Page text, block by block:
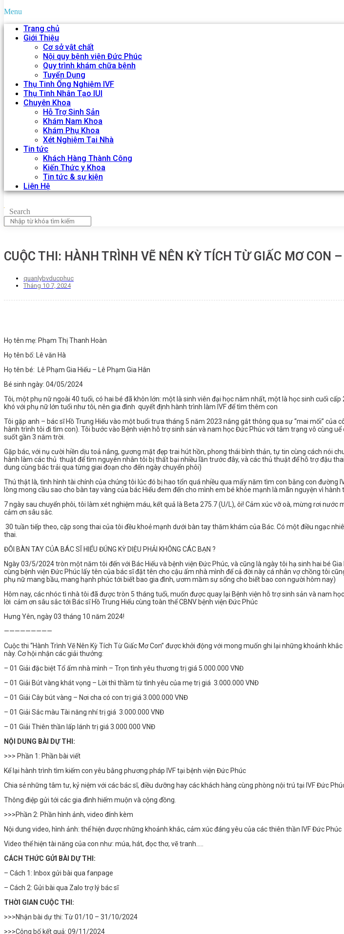
Menu
Trang chủ
Giới Thiệu
Cơ sở vật chất
Nội quy bệnh viện Đức Phúc
Quy trình khám chữa bệnh
Tuyển Dụng
Thụ Tinh Ống Nghiệm IVF
Thụ Tinh Nhân Tạo IUI
Chuyên Khoa
Hỗ Trợ Sinh Sản
Khám Nam Khoa
Khám Phụ Khoa
Xét Nghiệm Tại Nhà
Tin tức
Khách Hàng Thành Công
Kiến Thức y Khoa
Tin tức & sự kiện
Liên Hệ
Search
️CUỘC THI: HÀNH TRÌNH VẼ NÊN KỲ TÍCH TỪ GIẤC MƠ CON
quanlybvducphuc
Tháng 10 7, 2024
Họ tên mẹ: Phạm Thị Thanh Hoàn
Họ tên bố: Lê văn Hà
Họ tên bé: Lê Phạm Gia Hiếu – Lê Phạm Gia Hân
Bé sinh ngày: 04/05/2024
Tôi, một phụ nữ ngoài 40 tuổi, có hai bé đã khôn lớn: một là sinh viên đại học năm nhất, một là học sinh cuối
khó với phụ nữ lớn tuổi như tôi, nên gia đình quyết định hành trình làm IVF để tìm thêm con
Tôi gặp anh – bác sĩ Hồ Trung Hiếu vào một buổi trưa tháng 5 năm 2023 nắng gắt thông qua sự “mai mối”
hành trình tôi đi tìm con). Tôi bước vào Bệnh viện hỗ trợ sinh sản và nam học Đức Phúc với tâm trạng vô cùng
suốt gần 3 năm trời.
Gặp bác, với nụ cười hiền dịu toả nắng, gương mặt đẹp trai hút hồn, phong thái bình thản, tự tin cùng cách nói
hành làm các thủ thuật để tìm nguyên nhân tôi bị thất bại nhiều lần trước đây, và các thủ thuật để hỗ trợ đậu
dung cùng bác trải qua từng giai đoạn cho đến ngày chuyển phôi)
Thú thật là, tình hình tài chính của chúng tôi lúc đó bị hao tổn quá nhiều qua mấy năm tìm con bằng con đường
lòng mong cầu sao cho bàn tay vàng của bác Hiếu đem đến cho mình em bé khỏe mạnh là mãn nguyện vì
7 ngày sau chuyển phôi, tôi làm xét nghiệm máu, kết quả là Beta 275.7 (U/L), ôi! Cảm xúc vỡ oà, mừng rơi
cảm ơn sâu sắc.
30 tuần tiếp theo, cặp song thai của tôi đều khoẻ mạnh dưới bàn tay thăm khám của Bác. Có một điều ngạc
thai.
ĐÔI BÀN TAY CỦA BÁC SĨ HIỂU ĐÚNG KỲ DIỆU PHẢI KHÔNG CÁC BẠN ?
Ngày 03/5/2024 tròn một năm tôi đến với Bác Hiếu và bệnh viện Đức Phúc, và cũng là ngày tôi hạ sinh hai bé
cùng bệnh viện Đức Phúc lấy tên của bác sĩ đặt tên cho cậu ấm nhà mình để cả đời này cá nhân vợ chồng tôi
phụ nữ mang bầu, mang hạnh phúc tới biết bao gia đình, ươm mầm sự sống cho biết bao con người hôm nay)
Hôm nay, các nhóc tì nhà tôi đã được tròn 5 tháng tuổi, muốn được quay lại Bệnh viện hỗ trợ sinh sản và nam
lời cảm ơn sâu sắc tới Bác sĩ Hồ Trung Hiếu cùng toàn thể CBNV bệnh viện Đức Phúc
Hưng Yên, ngày 03 tháng 10 năm 2024!
—————————
Cuộc thi “Hành Trình Vẽ Nên Kỳ Tích Từ Giấc Mơ Con” được khởi động với mong muốn ghi lại những khoảnh
này. Cơ hội nhận các giải thưởng:
– 01 Giải đặc biệt Tổ ấm nhà mình – Trọn tình yêu thương trị giá 5.000.000 VNĐ
– 01 Giải Bút vàng khát vọng – Lời thì thầm từ tình yêu của mẹ trị giá 3.000.000 VNĐ
– 01 Giải Cây bút vàng – Nơi cha có con trị giá 3.000.000 VNĐ
– 01 Giải Sắc màu Tài năng nhí trị giá 3.000.000 VNĐ
– 01 Giải Thiên thần lấp lánh trị giá 3.000.000 VNĐ
NỘI DUNG BÀI DỰ THI:
>>> Phần 1: Phần bài viết
Kể lại hành trình tìm kiếm con yêu bằng phương pháp IVF tại bệnh viện Đức Phúc
Chia sẻ những tâm tư, kỷ niệm với các bác sĩ, điều dưỡng hay các khách hàng cùng phòng nội trú tại IVF Đức
Thông điệp gửi tới các gia đình hiếm muộn và cộng đồng.
>>>Phần 2: Phần hình ảnh, video đính kèm
Nội dung video, hình ảnh: thể hiện được những khoảnh khắc, cảm xúc đáng yêu của các thiên thần IVF Đức Phúc
Video thể hiện tài năng của con như: múa, hát, đọc thơ, vẽ tranh…..
CÁCH THỨC GỬI BÀI DỰ THI:
– Cách 1: Inbox gửi bài qua fanpage
– Cách 2: Gửi bài qua Zalo trợ lý bác sĩ
THỜI GIAN CUỘC THI:
>>>Nhận bài dự thi: Từ 01/10 – 31/10/2024
>>>Công bố kết quả: 09/11/2024